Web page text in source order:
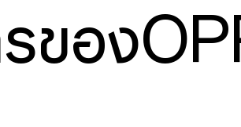
รของ